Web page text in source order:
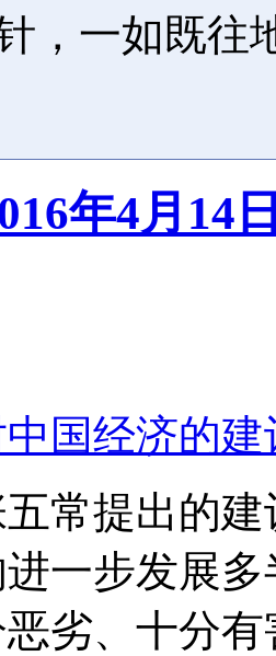
，一如既往
年4月14
国经济的
常提出的
一步发展
劣、十分